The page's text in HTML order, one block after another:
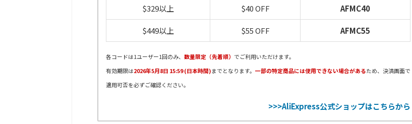
$329以上 $40 OFF AFMC40
$449以上 $55 OFF AFMC55
各コードは1ユーザー1回のみ、 数量限定（先着順） でご利用いただけます。
有効期限は2026年5月8日 15:59 (日本時間)までとなります。 一部の特定商品には使用できない場合があるため、決済画面で
適用可否を必ずご確認ください。
>>>AliExpress公式ショップはこちらから